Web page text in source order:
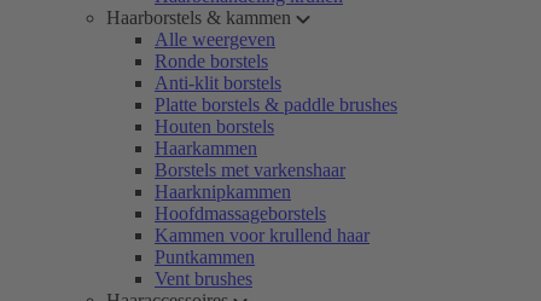
Haarborstels & kammen
Alle weergeven
Ronde borstels
Anti-klit borstels
Platte borstels & paddle brushes
Houten borstels
Haarkammen
Borstels met varkenshaar
Haarknipkammen
Hoofdmassageborstels
Kammen voor krullend haar
Puntkammen
Vent brushes